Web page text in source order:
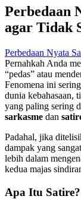
Perbedaan
agar Tidak
Perbedaan Nyata
Pernahkah Anda
“pedas” atau
Fenomena ini
dunia kebahasaan,
yang paling sering
sarkasme dan
Padahal, jika
dampak yang
lebih dalam
kedua majas
Apa Itu